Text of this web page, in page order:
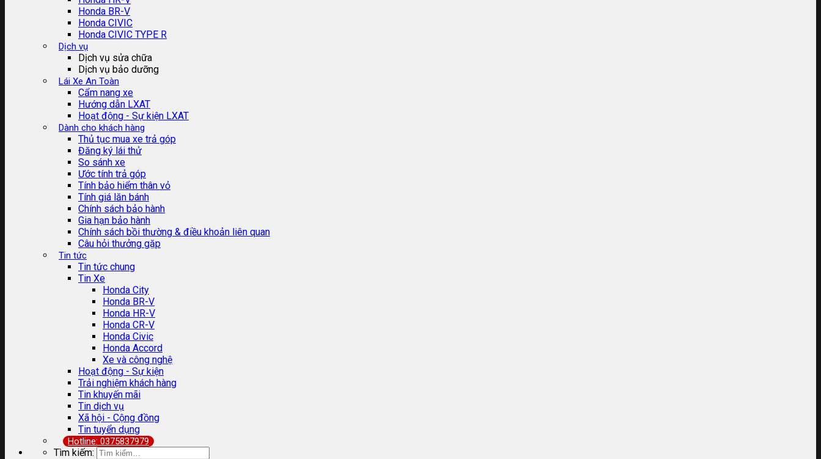
Honda BR-V
Honda CIVIC
Honda CIVIC TYPE R
Dịch vụ
Dịch vụ sửa chữa
Dịch vụ bảo dưỡng
Lái Xe An Toàn
Cẩm nang xe
Hướng dẫn LXAT
Hoạt động - Sự kiện LXAT
Dành cho khách hàng
Thủ tục mua xe trả góp
Đăng ký lái thử
So sánh xe
Ước tính trả góp
Tính bảo hiểm thân vỏ
Tính giá lăn bánh
Chính sách bảo hành
Gia hạn bảo hành
Chính sách bồi thường & điều khoản liên quan
Câu hỏi thưởng gặp
Tin tức
Tin tức chung
Tin Xe
Honda City
Honda BR-V
Honda HR-V
Honda CR-V
Honda Civic
Honda Accord
Xe và công nghệ
Hoạt động - Sự kiện
Trải nghiệm khách hàng
Tin khuyến mãi
Tin dịch vụ
Xã hội - Cộng đồng
Tin tuyển dụng
Hotline: 0375837979
Tìm kiếm: